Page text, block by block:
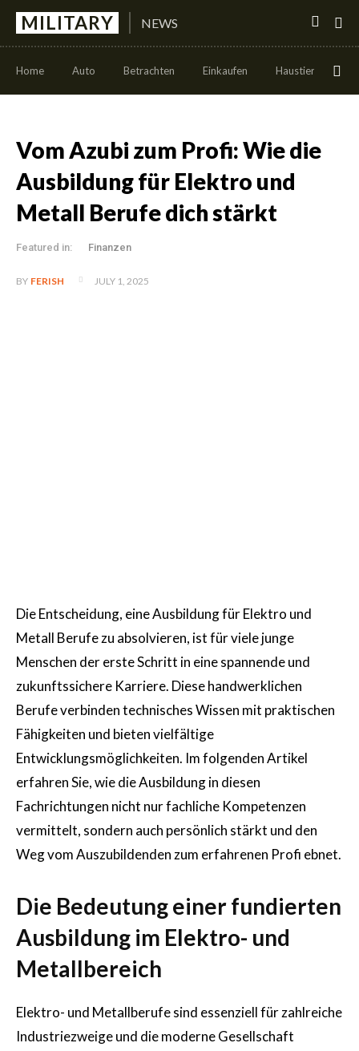
MILITARY NEWS
Home Auto Betrachten Einkaufen Haustier
Vom Azubi zum Profi: Wie die
Ausbildung für Elektro und
Metall Berufe dich stärkt
Featured in: Finanzen
BY FERISH JULY 1, 2025
Die Entscheidung, eine Ausbildung für Elektro und
Metall Berufe zu absolvieren, ist für viele junge
Menschen der erste Schritt in eine spannende und
zukunftssichere Karriere. Diese handwerklichen
Berufe verbinden technisches Wissen mit praktischen
Fähigkeiten und bieten vielfältige
Entwicklungsmöglichkeiten. Im folgenden Artikel
erfahren Sie, wie die Ausbildung in diesen
Fachrichtungen nicht nur fachliche Kompetenzen
vermittelt, sondern auch persönlich stärkt und den
Weg vom Auszubildenden zum erfahrenen Profi ebnet.
Die Bedeutung einer fundierten
Ausbildung im Elektro- und
Metallbereich
Elektro- und Metallberufe sind essenziell für zahlreiche
Industriezweige und die moderne Gesellschaft